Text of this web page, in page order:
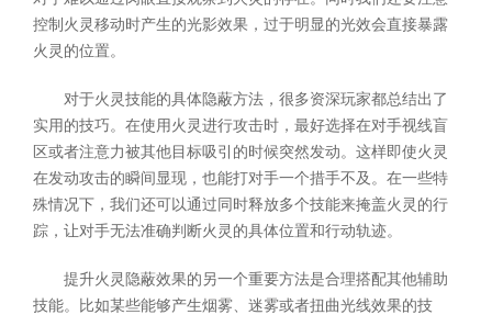
控制火灵移动时产生的光影效果，过于明显的光效会直接暴露
火灵的位置。
对于火灵技能的具体隐蔽方法，很多资深玩家都总结出了
实用的技巧。在使用火灵进行攻击时，最好选择在对手视线盲
区或者注意力被其他目标吸引的时候突然发动。这样即使火灵
在发动攻击的瞬间显现，也能打对手一个措手不及。在一些特
殊情况下，我们还可以通过同时释放多个技能来掩盖火灵的行
踪，让对手无法准确判断火灵的具体位置和行动轨迹。
提升火灵隐蔽效果的另一个重要方法是合理搭配其他辅助
技能。比如某些能够产生烟雾、迷雾或者扭曲光线效果的技